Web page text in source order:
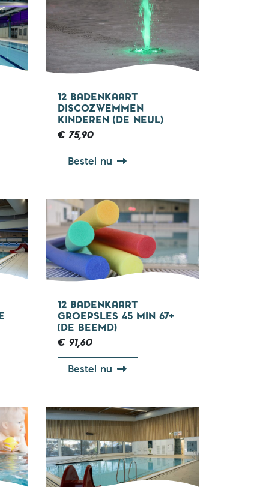
banenzwemmen 67+ (Molen Hey)
12 BADENKAART
DISCOZWEMMEN
KINDEREN (DE NEUL)
€ 75,90
Bestel nu 12 badenkaart discozwemmen
jaar
groepsles 45 min (De Neul)
67+ jaar
12 BADENKAART
GROEPSLES 45 MIN 67+
(DE BEEMD)
€ 91,60
Bestel nu 12 badenkaart groepsles 45